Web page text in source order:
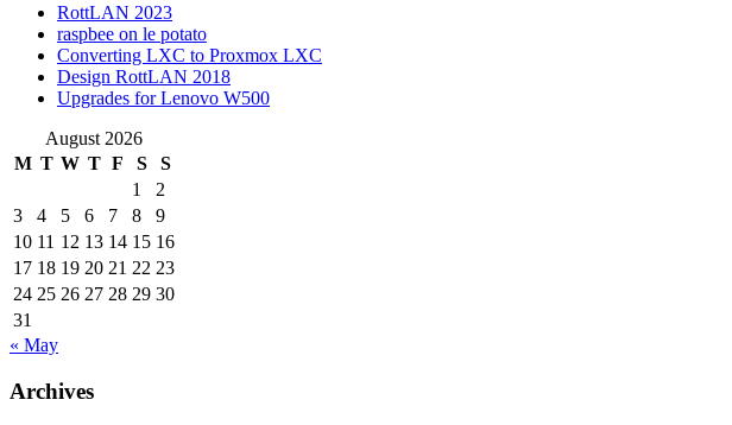
RottLAN 2023
raspbee on le potato
Converting LXC to Proxmox LXC
Design RottLAN 2018
Upgrades for Lenovo W500
August 2026
M T W T F S
S
1
2
3
4 5 6 7 8
9
10 11 12 13 14 15 16
17 18 19 20 21 22 23
24 25 26 27 28 29 30
31
« May
Archives